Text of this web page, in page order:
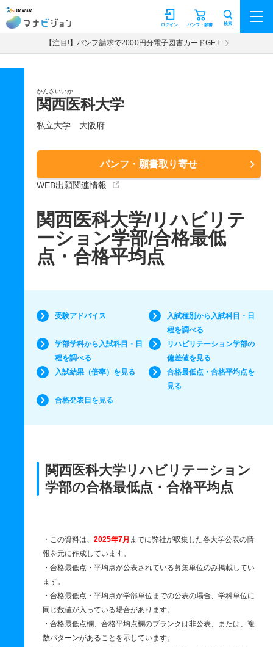
マナビジョン パンフ・願書
ログイン 検索
【注目!】パンフ請求で2000円分電子図書カードGET
かんさいいか
関西医科大学
私立大学 大阪府
パンフ・願書取り寄せ
WEB出願関連情報
関西医科大学/リハビリテ
ーション学部/合格最低
点・合格平均点
受験アドバイス
入試種別から入試科目・日
程を調べる
学部学科から入試科目・日
程を調べる
リハビリテーション学部の
偏差値を見る
入試結果（倍率）を見る
合格最低点・合格平均点を
見る
合格発表日を見る
関西医科大学リハビリテーション
学部の合格最低点・合格平均点
・この資料は、 2025年7月 までに弊社が収集した各大学公表の情
報を元に作成しています。
・合格最低点・平均点が公表されている募集単位のみ掲載してい
ます。
・合格最低点・平均点が学部単位までの公表の場合、学科単位に
同じ数値が入っている場合があります。
・合格最低点欄、合格平均点欄のブランクは非公表、または、複
数パターンがあることを示しています。